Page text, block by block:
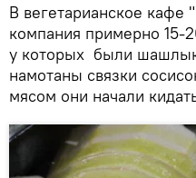
В вегетарианское кафе
компания примерно 15-
у которых были
намотаны связки
мясом они начали